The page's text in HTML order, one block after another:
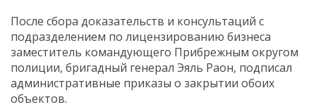
После сбора доказательств и консультаций с
подразделением по лицензированию бизнеса
заместитель командующего Прибрежным округом
полиции, бригадный генерал Эяль Раон, подписал
административные приказы о закрытии обоих
объектов.